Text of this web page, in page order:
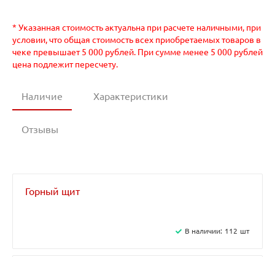
* Указанная стоимость актуальна при расчете наличными, при
условии, что общая стоимость всех приобретаемых товаров в
чеке превышает 5 000 рублей. При сумме менее 5 000 рублей
цена подлежит пересчету.
Наличие Характеристики
Отзывы
Горный щит
В наличии: 112 шт